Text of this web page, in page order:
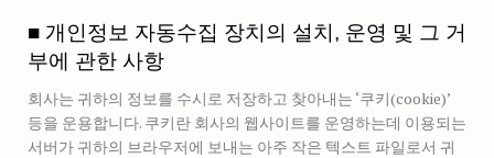
■ 개인정보 자동수집 장치의 설치, 운영 및 그 거
부에 관한 사항
회사는 귀하의 정보를 수시로 저장하고 찾아내는 ‘쿠키(cookie)’
등을 운용합니다. 쿠키란 회사의 웹사이트를 운영하는데 이용되는
서버가 귀하의 브라우저에 보내는 아주 작은 텍스트 파일로서 귀